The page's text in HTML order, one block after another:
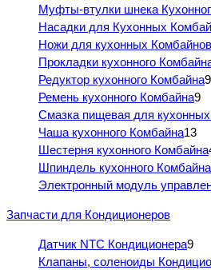
Муфты-втулки шнека
Насадки для Кухонных
Ножи для кухонных Комбайнов
Прокладки кухонного
Редуктор кухонного Комбайна9
Ремень кухонного Комбайна9
Смазка пищевая для
Чаша кухонного Комбайна13
Шестерня кухонного Комбайна
Шпиндель кухонного Комбайна
Электронный модуль
Запчасти для Кондиционеров
Датчик NTC Кондиционера9
Клапаны, соленоиды